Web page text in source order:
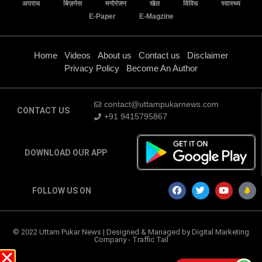
अपराध
बिज़नेस मनोरंजन खेल विविध
स्वास्थ्य
E-Paper
E-Magzine
Home Videos About us Contact us
Disclaimer
Privacy Policy
Become An Author
CONTACT US
contact@uttampukarnews.com
+91 9415795867
DOWNLOAD OUR APP
FOLLOW US ON
© 2022 Uttam Pukar News | Designed & Managed byDigital Marketing
Company- Traffic Tail